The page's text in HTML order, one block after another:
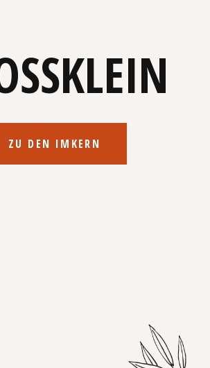
ZU DEN IMKERN